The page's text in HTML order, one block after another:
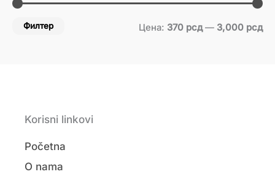
Филтер Цена: 370 рсд— 3,000 рсд
Korisni linkovi
Početna
O nama